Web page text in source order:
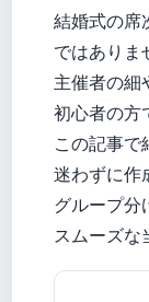
結婚式の席
ではありま
主催者の細
初心者の方
この記事で
迷わずに作
グループ分
スムーズな